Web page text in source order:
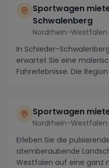
Sportwagen
Schwalenberg
Nordrhein-Westfalen
In Schieder-
erwartet Sie eine
Fahrerlebnisse. Die
Sportwagen
Nordrhein-Westfalen
Erleben Sie die
atemberaubende
Westfalen auf eine ganz